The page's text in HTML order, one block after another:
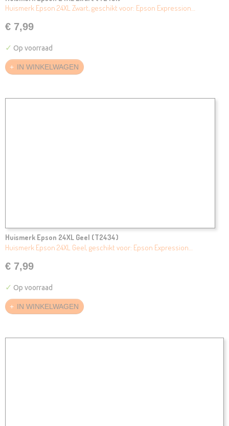
Huismerk Epson 24XL Zwart, geschikt voor: Epson Expression…
€ 7,99
✓ Op voorraad
IN WINKELWAGEN
Huismerk Epson 24XL Geel (T2434)
Huismerk Epson 24XL Geel, geschikt voor: Epson Expression…
€ 7,99
✓ Op voorraad
IN WINKELWAGEN